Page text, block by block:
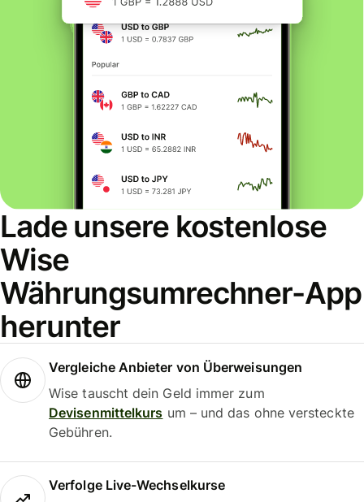
Lade unsere kostenlose
Wise
Währungsumrechner-App
herunter
Vergleiche Anbieter von Überweisungen
Wise tauscht dein Geld immer zum
Devisenmittelkurs um – und das ohne versteckte
Gebühren.
Verfolge Live-Wechselkurse